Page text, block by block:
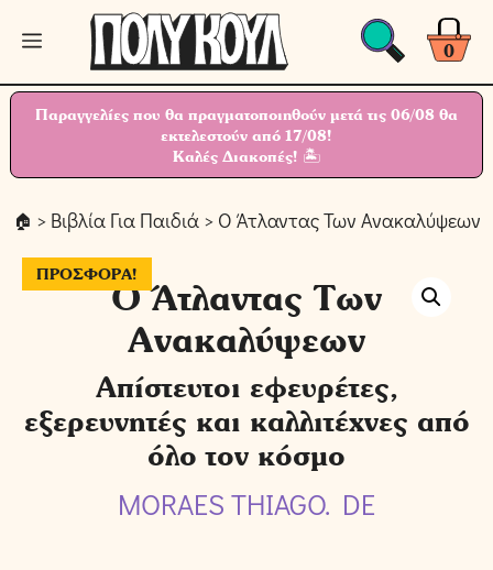
Μετάβαση
περιεχόμενο
0
Μενού
Παραγγελίες που θα πραγματοποιηθούν μετά τις 06/08 θα
εκτελεστούν από 17/08!
Καλές Διακοπές! 🏝
> Βιβλία Για Παιδιά> Ο Άτλαντας Των Ανακαλύψεων
ΠΡΟΣΦΟΡΆ!
Ο Άτλαντας Των
Ανακαλύψεων
Απίστευτοι εφευρέτες,
εξερευνητές και καλλιτέχνες από
όλο τον κόσμο
MORAES THIAGO. DE